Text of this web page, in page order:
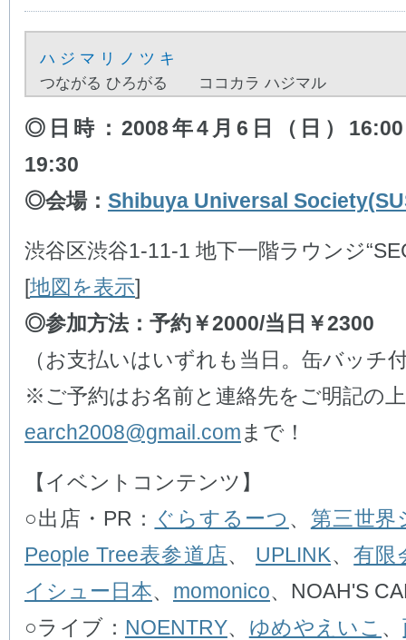
ハ ジ マ リ ノ ツ キ
つながる ひろがる ココカラ ハジマル
◎日時：2008年4月6日（日）
19:30
◎会場： Shibuya Universal
渋谷区渋谷1-11-1 地下一階ラウンジ
[地図を表示]
◎参加方法：予約￥2000/当日￥2300
（お支払いはいずれも当日。缶バッチ
※ご予約はお名前と連絡先をご明記の上
earch2008@gmail.com まで！
【イベントコンテンツ】
○出店・PR： ぐらするーつ 、 第三世界
People Tree表参道店、 UPLINK、有限
イシュー日本、 momonico、NOAH'S
○ライブ： NOENTRY、 ゆめやえいこ 、